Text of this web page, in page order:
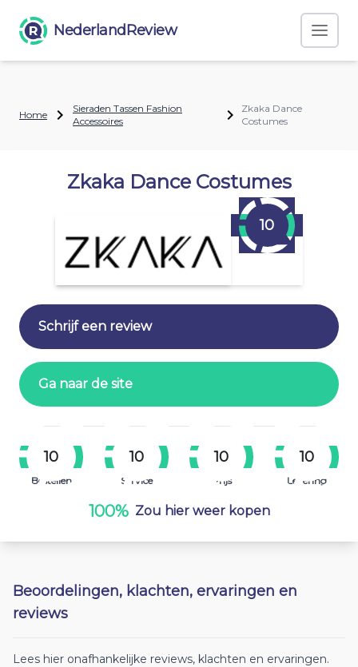
NederlandReview
Home
Sieraden Tassen Fashion
Accessoires
Zkaka Dance
Costumes
Zkaka Dance Costumes
10
Schrijf een review
Ga naar de site
10
Bestellen
10
Service
10
Prijs
10
Levering
100% Zou hier weer kopen
Beoordelingen, klachten, ervaringen en
reviews
Lees hier onafhankelijke reviews, klachten en ervaringen.